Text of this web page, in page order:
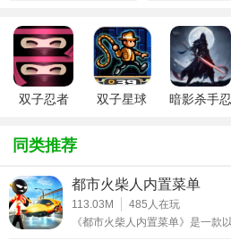
3. 丰富多样的忍术技能：包括火
择，玩家可以通过完成任务和战
提升自己的能力和装备。
完成任务的同时，也在逐渐揭开背
弦的剧情发展。
双子：暗影忍者功能
双子忍者 双子星球
暗影杀手忍
同类推荐
都市火柴人内置菜单
113.03M 485 人在玩
《都市火柴人内置菜单》是一款